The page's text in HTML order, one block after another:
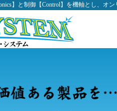
】と制御【Control】を機軸とし、オ